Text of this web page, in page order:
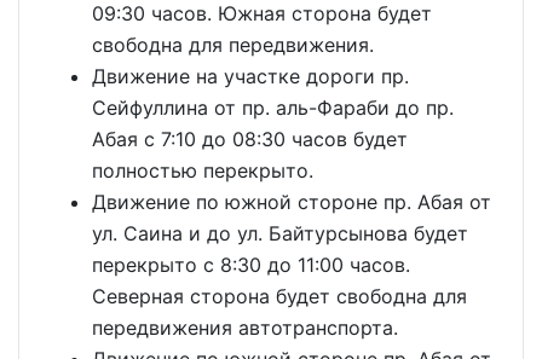
09:30 часов. Южная сторона будет
свободна для передвижения.
Движение на участке дороги пр.
Сейфуллина от пр. аль-Фараби до пр.
Абая с 7:10 до 08:30 часов будет
полностью перекрыто.
Движение по южной стороне пр. Абая от
ул. Саина и до ул. Байтурсынова будет
перекрыто с 8:30 до 11:00 часов.
Северная сторона будет свободна для
передвижения автотранспорта.